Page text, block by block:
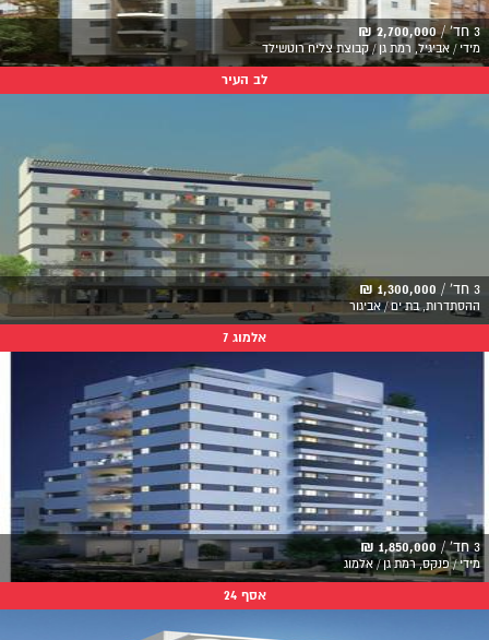
3 חד' / 2,700,000 ₪
מידי / אביגיל, רמת גן / קבוצת צליח רוטשילד
לב העיר
3 חד' / 1,300,000 ₪
ההסתדרות, בת ים / אביגור
אלמוג 7
3 חד' / 1,850,000 ₪
מידי / פנקס, רמת גן / אלמוג
אסף 24